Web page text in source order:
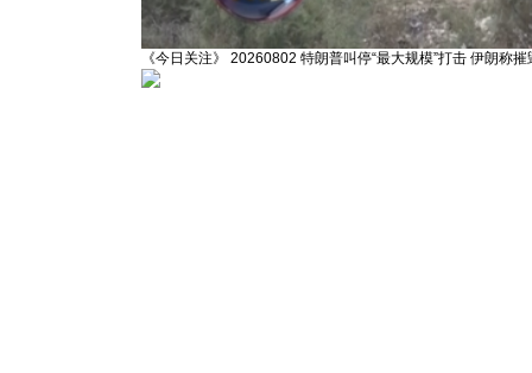
《今日关注》 20260802 特朗普叫停“最大规模”打击 伊朗称